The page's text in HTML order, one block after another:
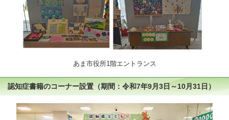
あま市役所1階エントランス
認知症書籍のコーナー設置（期間：令和7年9月3日～10月31日）